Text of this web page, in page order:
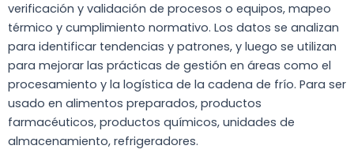
verificación y validación de procesos o equipos, mapeo
térmico y cumplimiento normativo. Los datos se analizan
para identificar tendencias y patrones, y luego se utilizan
para mejorar las prácticas de gestión en áreas como el
procesamiento y la logística de la cadena de frío. Para ser
usado en alimentos preparados, productos
farmacéuticos, productos químicos, unidades de
almacenamiento, refrigeradores.